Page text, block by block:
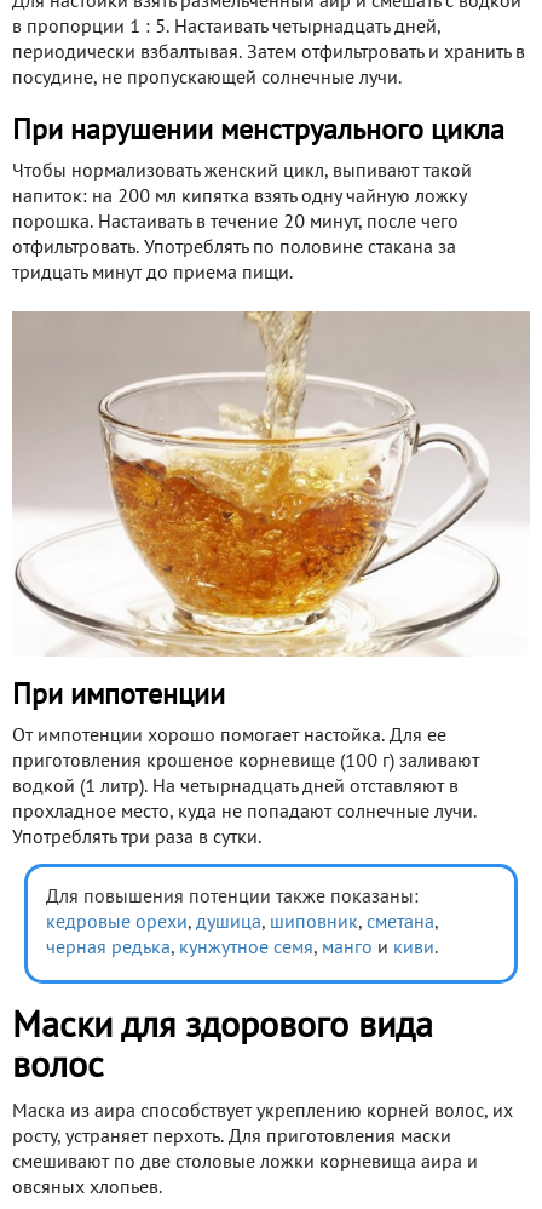
в пропорции 1 : 5. Настаивать четырнадцать дней,
периодически взбалтывая. Затем отфильтровать и хранить в
посудине, не пропускающей солнечные лучи.
При нарушении менструального цикла
Чтобы нормализовать женский цикл, выпивают такой
напиток: на 200 мл кипятка взять одну чайную ложку
порошка. Настаивать в течение 20 минут, после чего
отфильтровать. Употреблять по половине стакана за
тридцать минут до приема пищи.
При импотенции
От импотенции хорошо помогает настойка. Для ее
приготовления крошеное корневище (100 г) заливают
водкой (1 литр). На четырнадцать дней отставляют в
прохладное место, куда не попадают солнечные лучи.
Употреблять три раза в сутки.
Для повышения потенции также показаны:
кедровые орехи, душица, шиповник, сметана,
черная редька, кунжутное семя, манго и киви.
Маски для здорового вида
волос
Маска из аира способствует укреплению корней волос, их
росту, устраняет перхоть. Для приготовления маски
смешивают по две столовые ложки корневища аира и
овсяных хлопьев.